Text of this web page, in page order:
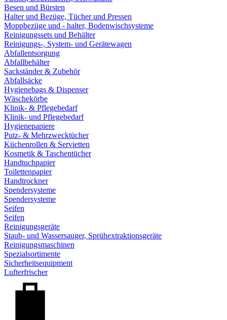
Besen und Bürsten
Halter und Bezüge, Tücher und Pressen
Moppbezüge und - halter, Bodenwischsysteme
Reinigungssets und Behälter
Reinigungs-, System- und Gerätewagen
Abfallentsorgung
Abfallbehälter
Sackständer & Zubehör
Abfallsäcke
Hygienebags & Dispenser
Wäschekörbe
Klinik- & Pflegebedarf
Klinik- und Pflegebedarf
Hygienepapiere
Putz- & Mehrzwecktücher
Küchenrollen & Servietten
Kosmetik & Taschentücher
Handtuchpapier
Toilettenpapier
Handtrockner
Spendersysteme
Spendersysteme
Seifen
Seifen
Reinigungsgeräte
Staub- und Wassersauger, Sprühextraktionsgeräte
Reinigungsmaschinen
Spezialsortimente
Sicherheitsequipment
Lufterfrischer